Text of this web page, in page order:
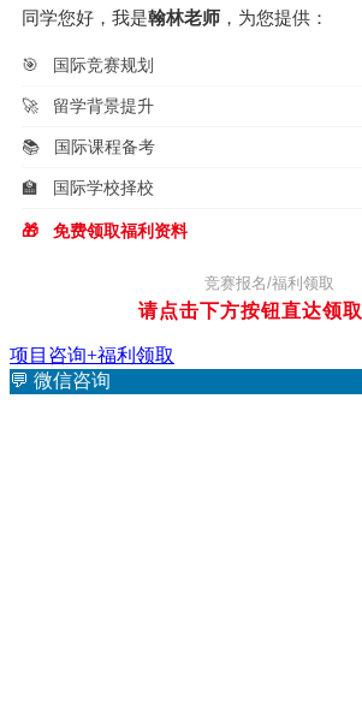
同学您好，我是翰林老师 ，为您提供：
🎯 国际竞赛规划
🚀 留学背景提升
📚 国际课程备考
🏫 国际学校择校
🎁 免费领取福利资料
竞赛报名/福利领取
请点击下方按钮直达领取
项目咨询+福利领取
💬 微信咨询